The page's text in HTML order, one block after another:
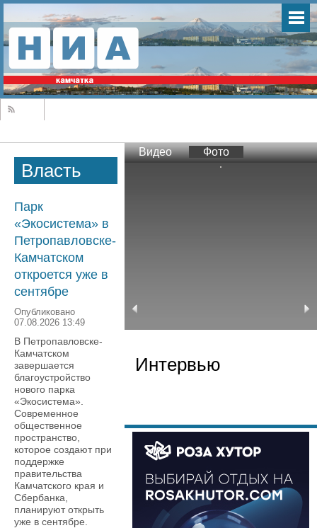
Власть
Парк
«Экосистема» в
Петропавловске-
Камчатском
откроется уже в
сентябре
Опубликовано
07.08.2026 13:49
В Петропавловске-
Камчатском
завершается
благоустройство
нового парка
«Экосистема».
Современное
общественное
пространство,
которое создают при
поддержке
правительства
Камчатского края и
Сбербанка,
планируют открыть
уже в сентябре.
Видео Фото
Интервью